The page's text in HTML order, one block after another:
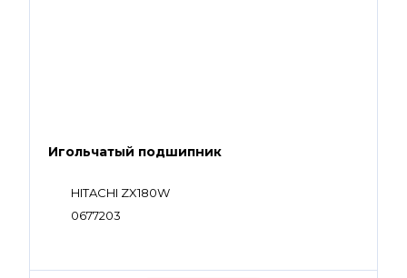
Игольчатый подшипник
HITACHI ZX180W
0677203